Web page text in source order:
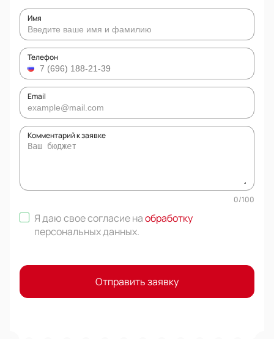
Имя
Телефон
Email
Комментарий к заявке
0/100
Я даю свое согласие наобработку
персональных данных.
Отправить заявку